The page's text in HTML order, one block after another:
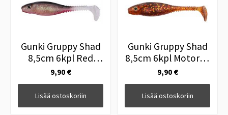
Gunki Gruppy Shad
8,5cm 6kpl Red
Ghost
9,90 €
Lisää ostoskoriin
Gunki Gruppy Shad
8,5cm 6kpl Motoroil
Gold Red FLK
9,90 €
Lisää ostoskoriin